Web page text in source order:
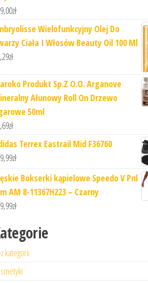
zł
Wielofunkcyjny Olej Do
Ciała I Włosów Beauty Oil 100 Ml
zł
Produkt Sp.Z O.O. Arganove
Ałunowy Roll On Drzewo
50ml
zł
Terrex Eastrail Mid F36760
zł
Bokserki kąpielowe Speedo V Pnl
AM 8-11367H223 – Czarny
zł
kategorii